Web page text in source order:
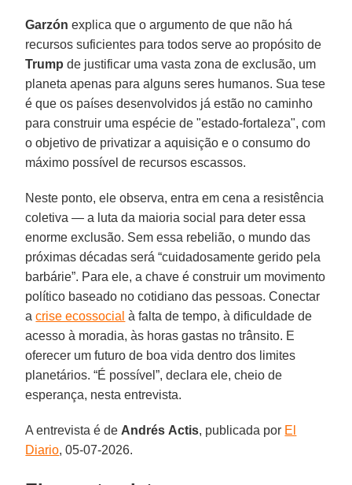
Garzón explica que o argumento de que não há
recursos suficientes para todos serve ao propósito de
Trump de justificar uma vasta zona de exclusão, um
planeta apenas para alguns seres humanos. Sua tese
é que os países desenvolvidos já estão no caminho
para construir uma espécie de "estado-fortaleza", com
o objetivo de privatizar a aquisição e o consumo do
máximo possível de recursos escassos.
Neste ponto, ele observa, entra em cena a resistência
coletiva — a luta da maioria social para deter essa
enorme exclusão. Sem essa rebelião, o mundo das
próximas décadas será “cuidadosamente gerido pela
barbárie”. Para ele, a chave é construir um movimento
político baseado no cotidiano das pessoas. Conectar
acrise ecossocial à falta de tempo, à dificuldade de
acesso à moradia, às horas gastas no trânsito. E
oferecer um futuro de boa vida dentro dos limites
planetários. “É possível”, declara ele, cheio de
esperança, nesta entrevista.
A entrevista é de Andrés Actis, publicada por El
Diario, 05-07-2026.